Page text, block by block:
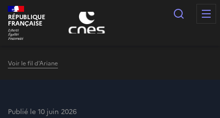
Panneau de gestion des cookies
RÉPUBLIQUE
FRANÇAISE
Voir le fil d'Ariane
Publié le 10 juin 2026